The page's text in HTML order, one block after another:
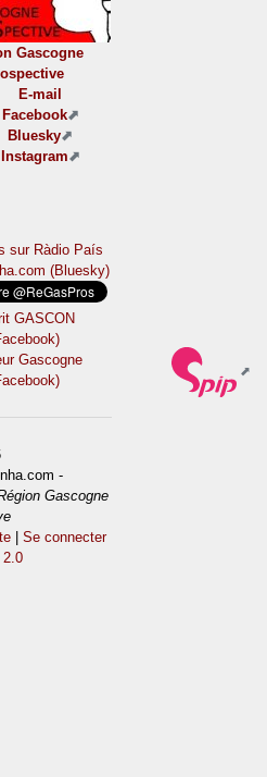
Gascogne
E-mail
Facebook
Bluesky
Instagram
sur Ràdio País
(Bluesky)
GASCON
Gascogne
-
Gascogne
|Se connecter
2.0